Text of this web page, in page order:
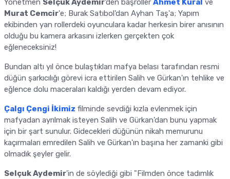
Yönetmen Selçuk Aydemir'den başroller Ahmet Kural ve
Murat Cemcir'e; Burak Satıbol'dan Ayhan Taş'a; Yapım
ekibinden yan rollerdeki oyunculara kadar herkesin birer anısının
olduğu bu kamera arkasını izlerken gerçekten çok
eğleneceksiniz!
Bundan altı yıl önce bulaştıkları mafya belası tarafından resmi
düğün şarkıcılığı görevi icra ettirilen Salih ve Gürkan'ın tehlike ve
eğlence dolu maceraları kaldığı yerden devam ediyor.
Çalgı Çengi İkimiz filminde sevdiği kızla evlenmek için
mafyadan ayrılmak isteyen Salih ve Gürkan'dan bunu yapmak
için bir şart sunulur. Gidecekleri düğünün nikah memurunu
kaçırmaları emredilen Salih ve Gürkan'ın başına her zamanki gibi
olmadık şeyler gelir.
Selçuk Aydemir'in de söylediği gibi "Filmden önce tadımlık